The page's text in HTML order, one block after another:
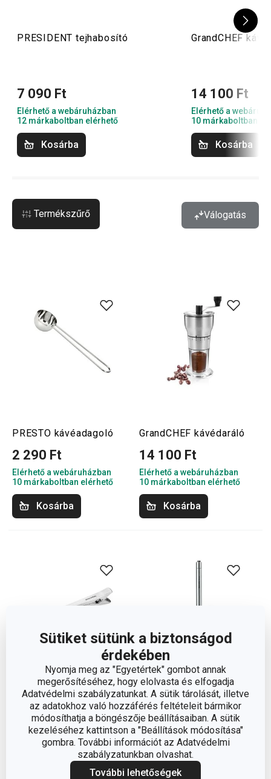
Sütiket sütünk a biztonságod
érdekében
Nyomja meg az "Egyetértek" gombot annak
megerősítéséhez, hogy elolvasta és elfogadja
Adatvédelmi szabályzatunkat. A sütik tárolását, illetve
az adatokhoz való hozzáférés feltételeit bármikor
módosíthatja a böngészője beállításaiban. A sütik
kezeléséhez kattintson a "Beállítások módosítása"
gombra. További információt az Adatvédelmi
szabályzatunkban olvashat.
További lehetőségek
PRESIDENT tejhabosító
7 090 Ft
Elérhető a webáruházban
12 márkaboltban elérhető
Kosárba
GrandCHEF
14 100 Ft
Elérhető a
10 márkaboltban
Kosárba
Termékszűrő Válogatás
PRESTO kávéadagoló
2 290 Ft
Elérhető a webáruházban
10 márkaboltban elérhető
Kosárba
GrandCHEF kávédaráló
14 100 Ft
Elérhető a webáruházban
10 márkaboltban elérhető
Kosárba
GrandCHEF kávéadagoló
csipesszel
2 290 Ft
Elérhető a webáruházban
12 márkaboltban elérhető
PRESIDENT tejhabosító
7 090 Ft
Elérhető a webáruházban
12 márkaboltban elérhető